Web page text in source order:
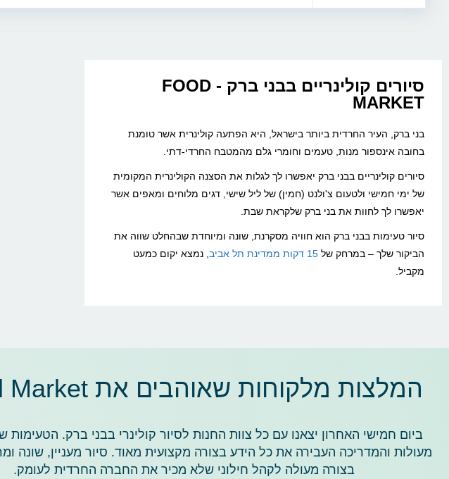
סיורים קולינריים בבני ברק - FOOD
MARKET
בני ברק, העיר החרדית ביותר בישראל, היא הפתעה קולינרית אשר טומנת
בחובה אינספור מנות, טעמים וחומרי גלם מהמטבח החרדי-דתי.
סיורים קולינריים בבני ברק יאפשרו לך לגלות את הסצנה הקולינרית המקומית
של ימי חמישי ולטעום צ'ולנט (חמין) של ליל שישי, דגים מלוחים ומאפים אשר
יאפשרו לך לחוות את בני ברק שלקראת שבת.
סיור טעימות בבני ברק הוא חוויה מסקרנת, שונה ומיוחדת שבהחלט שווה את
הביקור שלך – במרחק של 15 דקות ממדינת תל אביב
, נמצא יקום כמעט
מקביל.
המלצות מלקוחות שאוהבים את Food Market
ביום חמישי האחרון יצאנו עם כל צוות החנות לסיור קולינרי בבני ברק. הטעימות
מעולות והמדריכה העבירה את כל הידע בצורה מקצועית מאוד. סיור מעניין, שונה
בצורה מעולה לקהל חילוני שלא מכיר את החברה החרדית לעומק.